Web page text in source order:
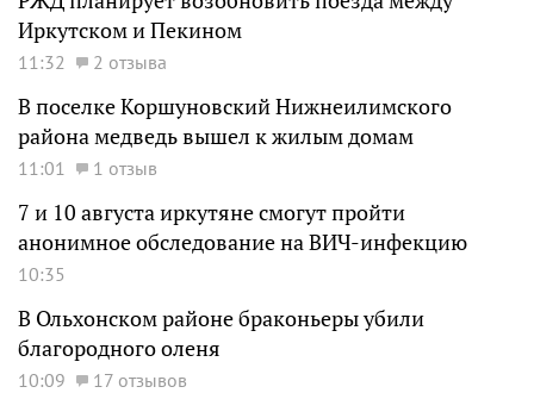
Иркутском и Пекином
11:32 2 отзыва
В поселке Коршуновский Нижнеилимского
района медведь вышел к жилым домам
11:01 1 отзыв
7 и 10 августа иркутяне смогут пройти
анонимное обследование на ВИЧ-инфекцию
10:35
В Ольхонском районе браконьеры убили
благородного оленя
10:09
17 отзывов